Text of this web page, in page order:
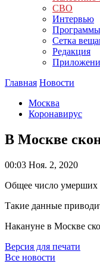
СВО
Интервью
Сетка
Редакция
Главная Новости
Москва
Коронавирус
В Москве
00:03 Ноя. 2, 2020
Общее число умерших
Такие данные
Накануне в Москве
Версия для печати
Все новости